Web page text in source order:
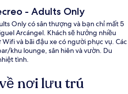
- Adults Only
Only có sân thượng và bạn chỉ mất 5
Arcángel. Khách sẽ hưởng nhiều
và bãi đậu xe có người phục vụ. Các
khu lounge, sân hiên và vườn. Du
tình.
nơi lưu trú